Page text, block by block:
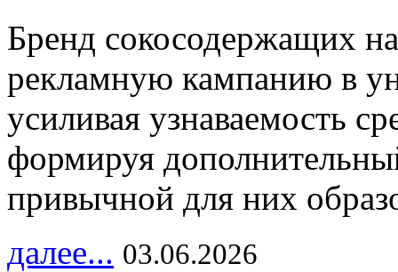
Бренд сокосодержащих
рекламную кампанию в
усиливая узнаваемость
формируя
привычной для них
далее... 03.06.2026